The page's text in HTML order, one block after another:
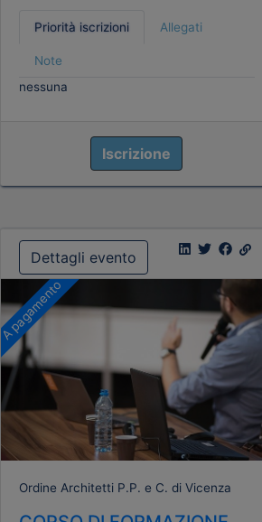
Priorità iscrizioni Allegati
Note
nessuna
Iscrizione
Dettagli evento
A pagamento
Ordine Architetti P.P. e C. di Vicenza